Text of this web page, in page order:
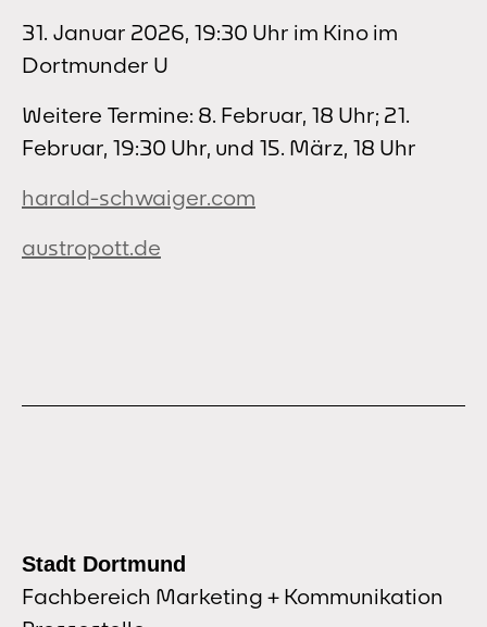
31. Januar 2026, 19:30 Uhr im Kino im
Dortmunder U
Weitere Termine: 8. Februar, 18 Uhr; 21.
Februar, 19:30 Uhr, und 15. März, 18 Uhr
harald-schwaiger.com
austropott.de
Stadt Dortmund
Fachbereich Marketing + Kommunikation